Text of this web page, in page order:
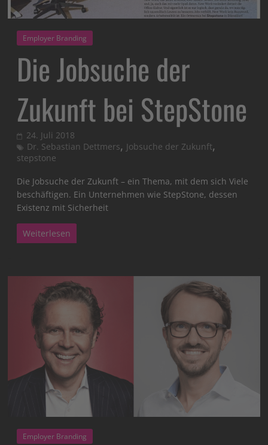
Employer Branding
Die Jobsuche der
Zukunft bei StepStone
24. Juli 2018
Dr. Sebastian Dettmers, Jobsuche der Zukunft,
stepstone
Die Jobsuche der Zukunft – ein Thema, mit dem sich Viele
beschäftigen. Ein Unternehmen wie StepStone, dessen
Existenz mit Sicherheit
Weiterlesen
Employer Branding